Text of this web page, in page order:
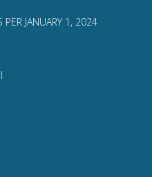
PER JANUARY 1, 2024